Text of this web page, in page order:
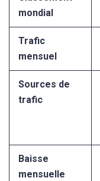
mondial
Trafic
mensuel
Sources de
trafic
Baisse
mensuelle